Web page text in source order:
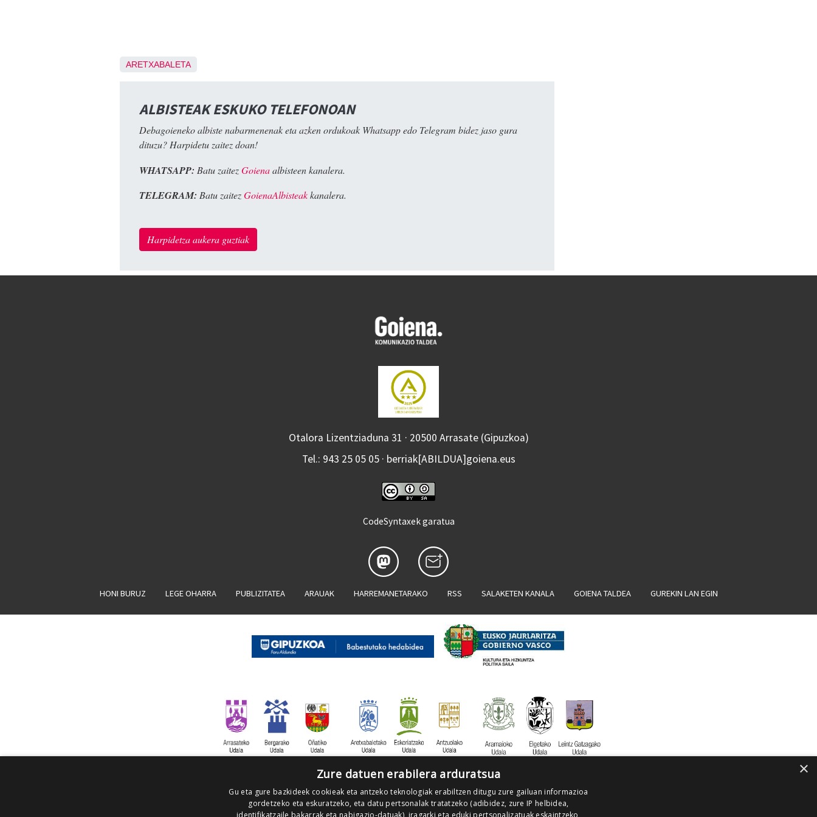
ARETXABALETA
ALBISTEAK ESKUKO TELEFONOAN
Debagoieneko albiste nabarmenenak eta azken ordukoak Whatsapp edo Telegram bidez jaso gura
dituzu? Harpidetu zaitez doan!
WHATSAPP: Batu zaitezGoienaalbisteen kanalera.
TELEGRAM: Batu zaitezGoienaAlbisteakkanalera.
Harpidetza aukera guztiak
Otalora Lizentziaduna 31 · 20500 Arrasate (Gipuzkoa)
Tel.: 943 25 05 05 · berriak[ABILDUA]goiena.eus
CodeSyntaxek garatua
HONI BURUZ LEGE OHARRA PUBLIZITATEA ARAUAK HARREMANETARAKO RSS SALAKETEN KANALA GOIENA TALDEA GUREKIN LAN EGIN
×
Zure datuen erabilera arduratsua
Gu eta gure bazkideek cookieak eta antzeko teknologiak erabiltzen ditugu zure gailuan informazioa
gordetzeko eta eskuratzeko, eta datu pertsonalak tratatzeko (adibidez, zure IP helbidea,
identifikatzaile bakarrak eta nabigazio-datuak), iragarki eta eduki pertsonalizatuak eskaintzeko,